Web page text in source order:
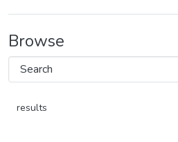
Browse
results